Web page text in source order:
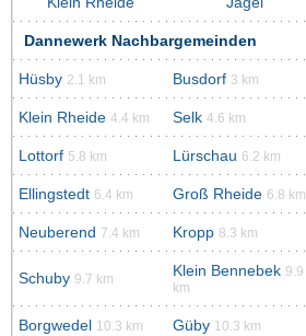
Dannewerk Nachbargemeinden
Hüsby 2.1 km Busdorf 3 km
Klein Rheide 4.4 km Selk 4.6 km
Lottorf 5.8 km Lürschau 6.2 km
Ellingstedt 6.4 km Groß Rheide 6.8 km
Neuberend 7.4 km Kropp 8.3 km
Schuby 9.7 km Klein Bennebek 9.9
km
Borgwedel 10.3 km Güby 10.3 km